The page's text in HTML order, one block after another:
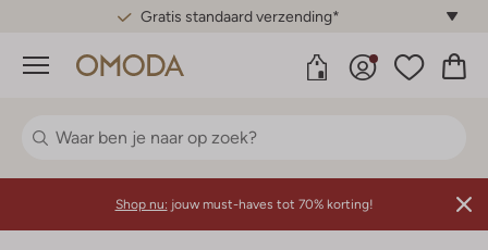
Gratis standaard verzending*
Menu
Shop nu: jouw must-haves tot 70% korting!